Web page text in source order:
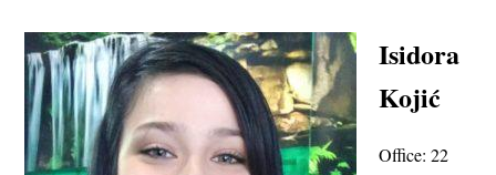
Isidora
Kojić
Office: 22